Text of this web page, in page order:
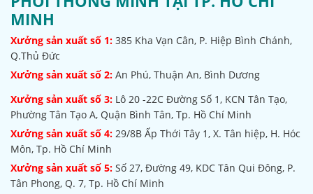
MINH
Xưởng sản xuất số 1: 385 Kha Vạn Cân, P. Hiệp Bình Chánh,
Q.Thủ Đức
Xưởng sản xuất số 2: An Phú, Thuận An, Bình Dương
Xưởng sản xuất số 3: Lô 20 -22C Đường Số 1, KCN Tân Tạo,
Phường Tân Tạo A, Quận Bình Tân, Tp. Hồ Chí Minh
Xưởng sản xuất số 4: 29/8B Ấp Thới Tây 1, X. Tân hiệp, H. Hóc
Môn, Tp. Hồ Chí Minh
Xưởng sản xuất số 5: Số 27, Đường 49, KDC Tân Qui Đông, P.
Tân Phong, Q. 7, Tp. Hồ Chí Minh